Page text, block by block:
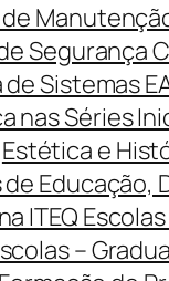
Segurança
Sistemas
nas Séries
Estética e
Educação,
ITEQ
–